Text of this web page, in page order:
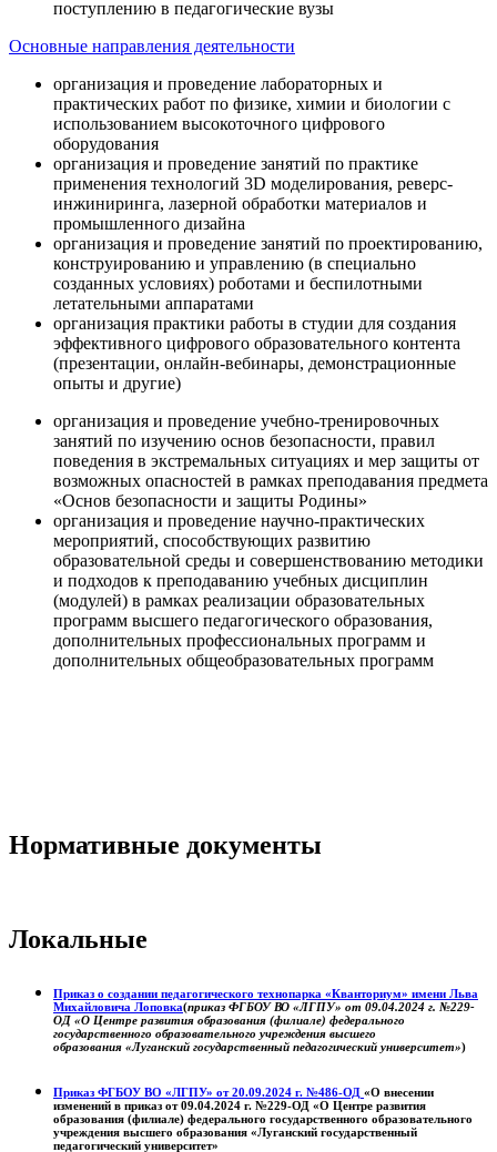
поступлению в педагогические вузы
Основные направления деятельности
организация и проведение лабораторных и
практических работ по физике, химии и биологии с
использованием высокоточного цифрового
оборудования
организация и проведение занятий по практике
применения технологий 3D моделирования, реверс-
инжиниринга, лазерной обработки материалов и
промышленного дизайна
организация и проведение занятий по проектированию,
конструированию и управлению (в специально
созданных условиях) роботами и беспилотными
летательными аппаратами
организация практики работы в студии для создания
эффективного цифрового образовательного контента
(презентации, онлайн-вебинары, демонстрационные
опыты и другие)
организация и проведение учебно-тренировочных
занятий по изучению основ безопасности, правил
поведения в экстремальных ситуациях и мер защиты от
возможных опасностей в рамках преподавания предмета
«Основ безопасности и защиты Родины»
организация и проведение научно-практических
мероприятий, способствующих развитию
образовательной среды и совершенствованию методики
и подходов к преподаванию учебных дисциплин
(модулей) в рамках реализации образовательных
программ высшего педагогического образования,
дополнительных профессиональных программ и
дополнительных общеобразовательных программ
Нормативные документы
Локальные
Приказ о создании педагогического технопарка «Кванториум» имени Льва
Михайловича Лоповка(приказ ФГБОУ ВО «ЛГПУ» от 09.04.2024 г. №229-
ОД «О Центре развития образования (филиале) федерального
государственного образовательного учреждения высшего
образования «Луганский государственный педагогический университет»)
Приказ ФГБОУ ВО «ЛГПУ» от 20.09.2024 г. №486-ОД «О внесении
изменений в приказ от 09.04.2024 г. №229-ОД «О Центре развития
образования (филиале) федерального государственного образовательного
учреждения высшего образования «Луганский государственный
педагогический университет»